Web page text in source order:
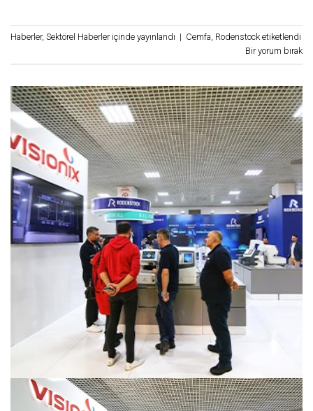
Haberler, Sektörel Haberleriçinde yayınlandı | Cemfa, Rodenstock etiketlendi
Bir yorum bırak